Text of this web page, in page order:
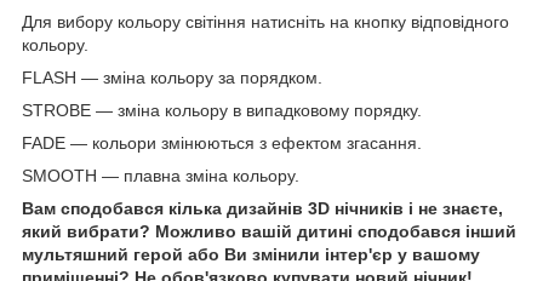
Для вибору кольору світіння натисніть на кнопку відповідного
кольору.
FLASH — зміна кольору за порядком.
STROBE — зміна кольору в випадковому порядку.
FADE — кольори змінюються з ефектом згасання.
SMOOTH — плавна зміна кольору.
Вам сподобався кілька дизайнів 3D нічників і не знаєте,
який вибрати? Можливо вашій дитині сподобався інший
мультяшний герой або Ви змінили інтер'єр у вашому
приміщенні? Не обов'язково купувати новий нічник!